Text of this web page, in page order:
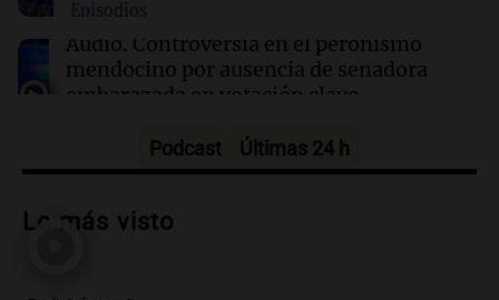
17:33 Desde el podio
TC Pick Up: Las "Chatas del Campo
Argentino" vuelven al Autódromo Cabalén en
Octubre.
Episodios
Audio. Controversia en el peronismo
mendocino por ausencia de senadora
embarazada en votación clave
Audio.Mateo Bouniba, joven de Villa
en Estados Unidos
Podcast Últimas 24 h
Lo más visto